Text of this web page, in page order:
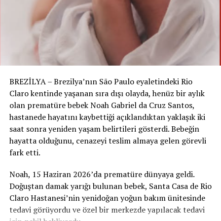
Refah’ta Katliam! Gazze’nin Soykırım Suçluları
Mahkemeye
İsrail milletvekili Cassif, X hesabından yaptığı
açıklamada, „Refah’ta katliam. Gazze’nin soykırım
suçluları mahkemeye.“ ifadelerini kullandı.
İsrailli Milletvekili Bile Katliama Sessiz Kalamadı
Cassif, Uluslararası Ceza Mahkemesi Başsavcısı Kerim
Han’ın 20 Mayıs’ta, Başbakan Binyamin Netanyahu ve
Savunma Bakanı Yoav Gallant hakkında „yakalama
kararı“ başvurusuna atıfta bulunarak, sorumluların
yargılanmasını talep etti.
İsrail’e Yaptırım Uygulamanız İçin Daha Ne Kadar
Katliam Olması Gerekiyor?
Avrupa Parlamentosu Fransız Milletvekili Manon Aubry
BREZİLYA – Brezilya’nın São Paulo eyaletindeki Rio
Claro kentinde yaşanan sıra dışı olayda, henüz bir aylık
olan prematüre bebek Noah Gabriel da Cruz Santos,
hastanede hayatını kaybettiği açıklandıktan yaklaşık iki
saat sonra yeniden yaşam belirtileri gösterdi. Bebeğin
hayatta olduğunu, cenazeyi teslim almaya gelen görevli
fark etti.
Noah, 15 Haziran 2026’da prematüre dünyaya geldi.
Doğuştan damak yarığı bulunan bebek, Santa Casa de Rio
Claro Hastanesi’nin yenidoğan yoğun bakım ünitesinde
tedavi görüyordu ve özel bir merkezde yapılacak tedavi